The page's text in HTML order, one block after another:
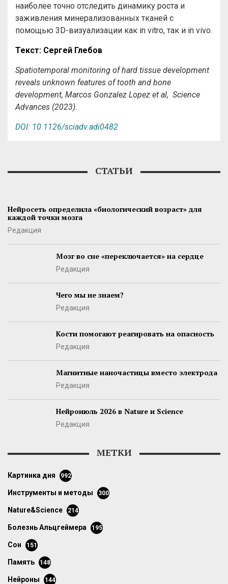
наиболее точно отследить динамику роста и
заживления минерализованных тканей с
помощью 3D-визуализации как in vitro, так и in vivo.
Текст: Сергей Глебов
Spatiotemporal monitoring of hard tissue development
reveals unknown features of tooth and bone
development, Marcos Gonzalez Lopez et al, Science
Advances (2023).
DOI: 10.1126/sciadv.adi0482
СТАТЬИ
Нейросеть определила «биологический возраст» для
каждой точки мозга
Редакция
Мозг во сне «переключается» на сердце
Редакция
Чего мы не знаем?
Редакция
Кости помогают реагировать на опасность
Редакция
Магнитные наночастицы вместо электрода
Редакция
Нейроиюль 2026 в Nature и Science
Редакция
МЕТКИ
картинка дня 992
инструменты и методы 300
Nature&Science 214
болезнь Альцгеймера 195
сон 151
память 148
нейроны 144